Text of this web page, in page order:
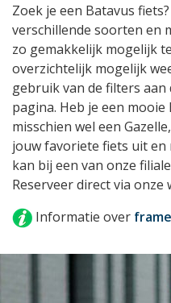
Zoek je een Batavus
verschillende soorten en
zo gemakkelijk mogelijk
overzichtelijk mogelijk
gebruik van de filters
pagina. Heb je een
misschien wel een
jouw favoriete fiets uit
kan bij een van onze
Reserveer direct via onze
Informatie over